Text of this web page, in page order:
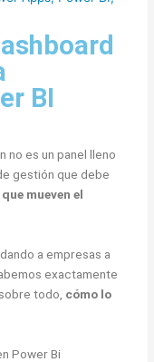
BI
no es un panel lleno
gestión que debe
mueven el
a empresas a
exactamente
todo, cómo lo
Power Bi